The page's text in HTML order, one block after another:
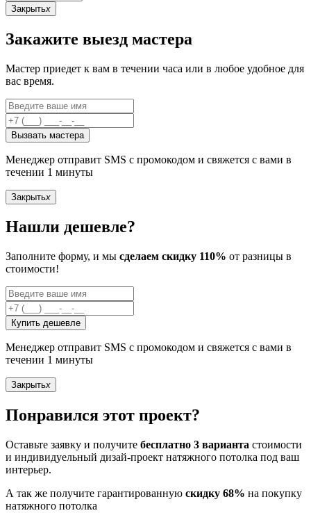
Закрытьx
Закажите выезд мастера
Мастер приедет к вам в течении часа или в любое удобное для
вас время.
Вызвать мастера
Менеджер отправит SMS с промокодом и свяжется с вами в
течении 1 минуты
Закрытьx
Нашли дешевле?
Заполните форму, и мы сделаем скидку 110% от разницы в
стоимости!
Купить дешевле
Менеджер отправит SMS с промокодом и свяжется с вами в
течении 1 минуты
Закрытьx
Понравился этот проект?
Оставьте заявку и получите бесплатно 3 варианта стоимости
и индивидуельный дизай-проект натяжного потолка под ваш
интерьер.
А так же получите гарантированную скидку 68% на покупку
натяжного потолка